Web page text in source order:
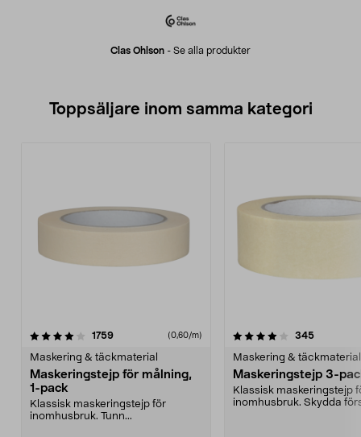
Clas Ohlson - Se alla produkter
Toppsäljare inom samma kategori
1759recensioner (0,60/m)
Maskering & täckmaterial
Maskeringstejp för målning,
1-pack
Klassisk maskeringstejp för
inomhusbruk. Tunn...
4.0 av 5 stjärnor 345
Maskering & täckmaterial
Maskeringstejp 3-
Klassisk maskeringstejp
inomhusbruk. Skydda
4.0 av 5 stjärnor